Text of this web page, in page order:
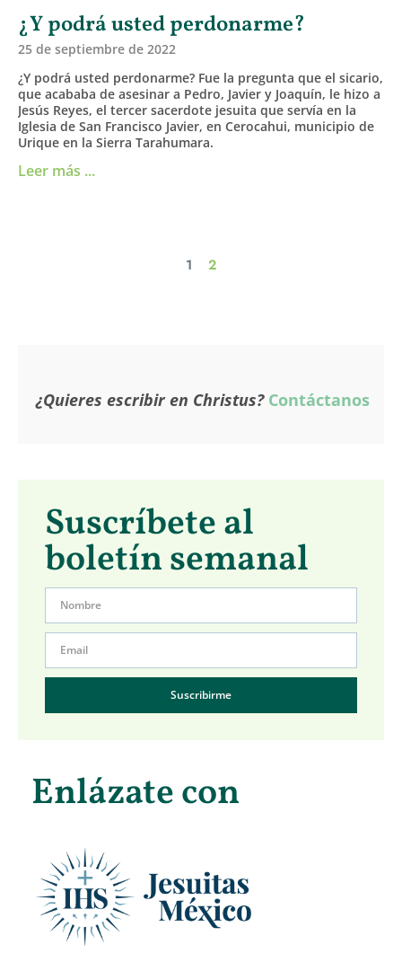
¿Y podrá usted perdonarme?
25 de septiembre de 2022
¿Y podrá usted perdonarme? Fue la pregunta que el sicario,
que acababa de asesinar a Pedro, Javier y Joaquín, le hizo a
Jesús Reyes, el tercer sacerdote jesuita que servía en la
Iglesia de San Francisco Javier, en Cerocahui, municipio de
Urique en la Sierra Tarahumara.
Leer más ...
1 2
¿Quieres escribir en Christus? Contáctanos
Suscríbete al
boletín semanal
Suscribirme
Enlázate con